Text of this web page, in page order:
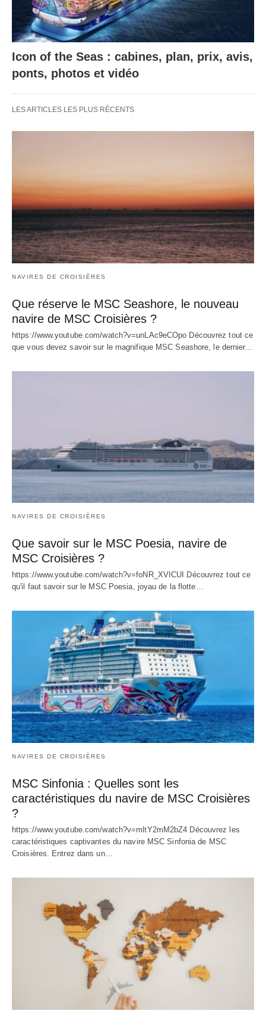
Icon of the Seas : cabines, plan, prix, avis,
ponts, photos et vidéo
LES ARTICLES LES PLUS RÉCENTS
NAVIRES DE CROISIÈRES
Que réserve le MSC Seashore, le nouveau
navire de MSC Croisières ?
https://www.youtube.com/watch?v=unLAc9eCOpo Découvrez tout ce
que vous devez savoir sur le magnifique MSC Seashore, le dernier…
NAVIRES DE CROISIÈRES
Que savoir sur le MSC Poesia, navire de
MSC Croisières ?
https://www.youtube.com/watch?v=foNR_XVICUI Découvrez tout ce
qu'il faut savoir sur le MSC Poesia, joyau de la flotte…
NAVIRES DE CROISIÈRES
MSC Sinfonia : Quelles sont les
caractéristiques du navire de MSC Croisières
?
https://www.youtube.com/watch?v=mltY2mM2bZ4 Découvrez les
caractéristiques captivantes du navire MSC Sinfonia de MSC
Croisières. Entrez dans un…